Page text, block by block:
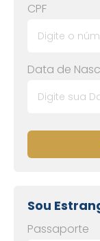
CPF
Data de
Sou
Passaporte